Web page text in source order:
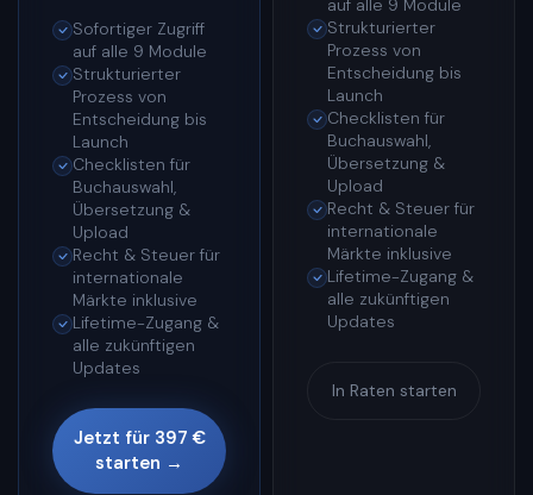
Sofortiger Zugriff
auf alle 9 Module
Strukturierter
Prozess von
Entscheidung bis
Launch
Checklisten für
Buchauswahl,
Übersetzung &
Upload
Recht & Steuer für
internationale
Märkte inklusive
Lifetime-Zugang &
alle zukünftigen
Updates
Jetzt für 397 €
starten →
Strukturierter
Prozess von
Entscheidung bis
Launch
Checklisten für
Buchauswahl,
Übersetzung &
Upload
Recht & Steuer für
internationale
Märkte inklusive
Lifetime-Zugang &
alle zukünftigen
Updates
In Raten starten